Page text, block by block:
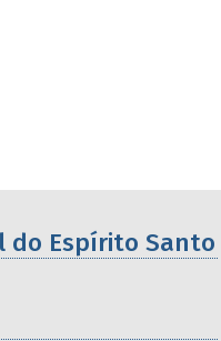
do Espírito Santo